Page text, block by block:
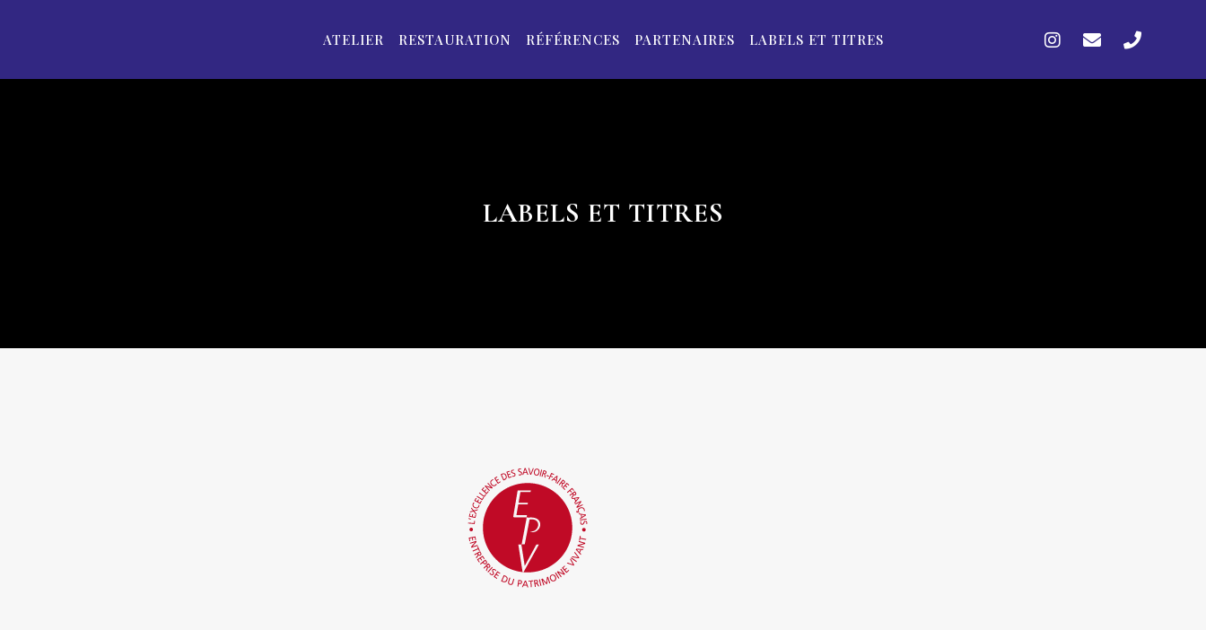
ATELIER RESTAURATION RÉFÉRENCES PARTENAIRES LABELS ET TITRES
LABELS ET TITRES